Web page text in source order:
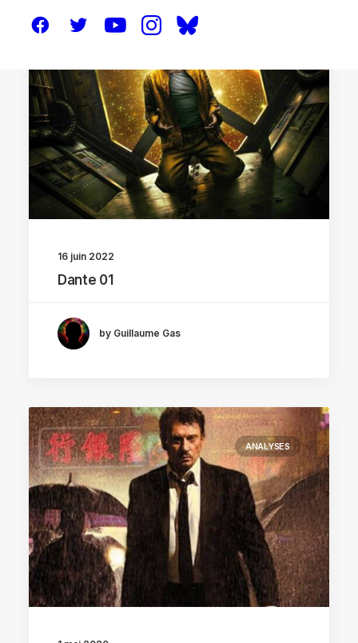
16 juin 2022
Dante 01
by Guillaume Gas
ANALYSES